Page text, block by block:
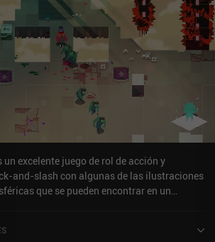
excelente juego de rol de acción y
and-slash con algunas de las ilustraciones
que se pueden encontrar en un
plataformas, descubrir zonas secretas y